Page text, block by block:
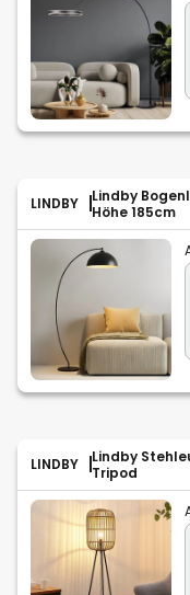
LINDBY
Lindby
Höhe 185cm
LINDBY
Lindby
Tripod